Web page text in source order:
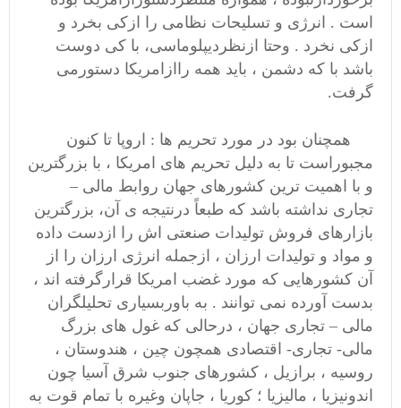
است . انرژی و تسلیحات نظامی را ازکی بخرد و
ازکی نخرد . وحتا ازنظردیپلوماسی، با کی دوست
باشد با که دشمن ، باید همه راازامریکا دستورمی
گرفت.
همچنان بود در مورد تحریم ها : اروپا تا کنون
مجبوراست تا به دلیل تحریم های امریکا ، با بزرگترین
و با اهمیت ترین کشورهای جهان روابط مالی –
تجاری نداشته باشد که طبعاً درنتیجه ی آن، بزرگترین
بازارهای ‌فروش تولیدات صنعتی اش را ازدست داده
و مواد و تولیدات ارزان ، ازجمله انرژی ارزان را از
آن کشورهایی که مورد غضب امریکا قرارگرفته اند ،
بدست آورده نمی توانند . به باوربسیاری تحلیلگران
مالی – تجاری جهان ، درحالی که غول های بزرگ
مالی- تجاری- اقتصادی همچون چین ، هندوستان ،
روسیه ، برازیل ، کشورهای جنوب شرق آسیا چون
اندونیزیا ، مالیزیا ؛ کوریا ، جاپان وغیره با تمام قوت به